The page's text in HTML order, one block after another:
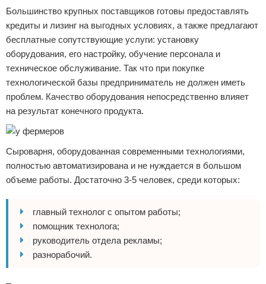
Большинство крупных поставщиков готовы предоставлять
кредиты и лизинг на выгодных условиях, а также предлагают
бесплатные сопутствующие услуги: установку
оборудования, его настройку, обучение персонала и
техническое обслуживание. Так что при покупке
технологической базы предприниматель не должен иметь
проблем. Качество оборудования непосредственно влияет
на результат конечного продукта.
Сыроварня, оборудованная современными технологиями,
полностью автоматизирована и не нуждается в большом
объеме работы. Достаточно 3-5 человек, среди которых:
главный технолог с опытом работы;
помощник технолога;
руководитель отдела рекламы;
разнорабочий.